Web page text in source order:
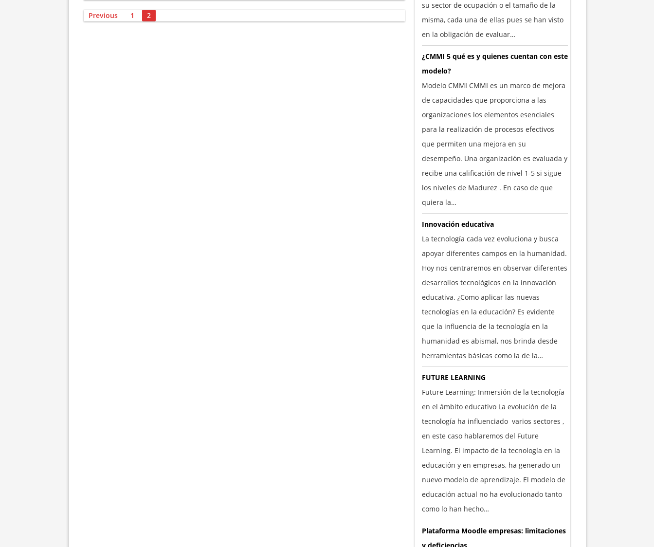
Posts
Previous 1 2
su sector de ocupación o el tamaño de la
misma, cada una de ellas pues se han visto
en la obligación de evaluar…
¿CMMI 5 qué es y quienes cuentan con este
modelo?
Modelo CMMI CMMI es un marco de mejora
de capacidades que proporciona a las
organizaciones los elementos esenciales
para la realización de procesos efectivos
que permiten una mejora en su
desempeño. Una organización es evaluada y
recibe una calificación de nivel 1-5 si sigue
los niveles de Madurez . En caso de que
quiera la…
Innovación educativa
La tecnología cada vez evoluciona y busca
apoyar diferentes campos en la humanidad.
Hoy nos centraremos en observar diferentes
desarrollos tecnológicos en la innovación
educativa. ¿Como aplicar las nuevas
tecnologías en la educación? Es evidente
que la influencia de la tecnología en la
humanidad es abismal, nos brinda desde
herramientas básicas como la de la…
FUTURE LEARNING
Future Learning: Inmersión de la tecnología
en el ámbito educativo La evolución de la
tecnología ha influenciado varios sectores ,
en este caso hablaremos del Future
Learning. El impacto de la tecnología en la
educación y en empresas, ha generado un
nuevo modelo de aprendizaje. El modelo de
educación actual no ha evolucionado tanto
como lo han hecho…
Plataforma Moodle empresas: limitaciones